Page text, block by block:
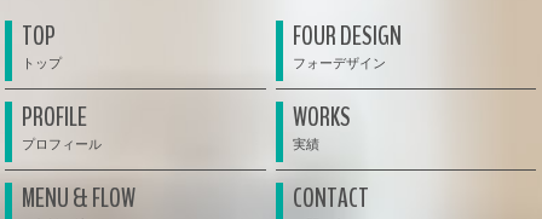
TOP FOUR DESIGN
PROFILE WORKS
MENU & FLOW CONTACT